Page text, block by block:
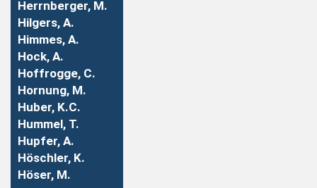
Herrnberger, M.
Hilgers, A.
Himmes, A.
Hock, A.
Hoffrogge, C.
Hornung, M.
Huber, K.C.
Hummel, T.
Hupfer, A.
Höschler, K.
Höser, M.